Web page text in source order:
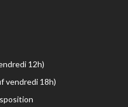
12h)
vendredi 18h)